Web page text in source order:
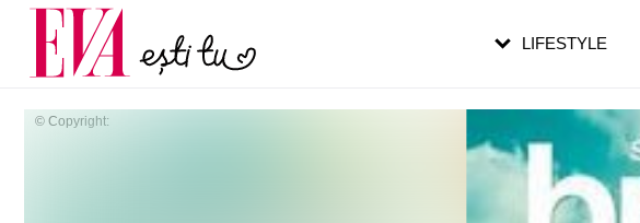
© Copyright:
LIFESTYLE
Carieră
Actualitate